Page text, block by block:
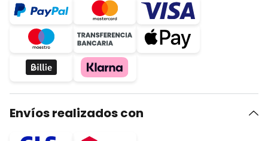
Envíos realizados con